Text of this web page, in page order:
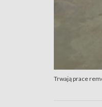
Trwają prace